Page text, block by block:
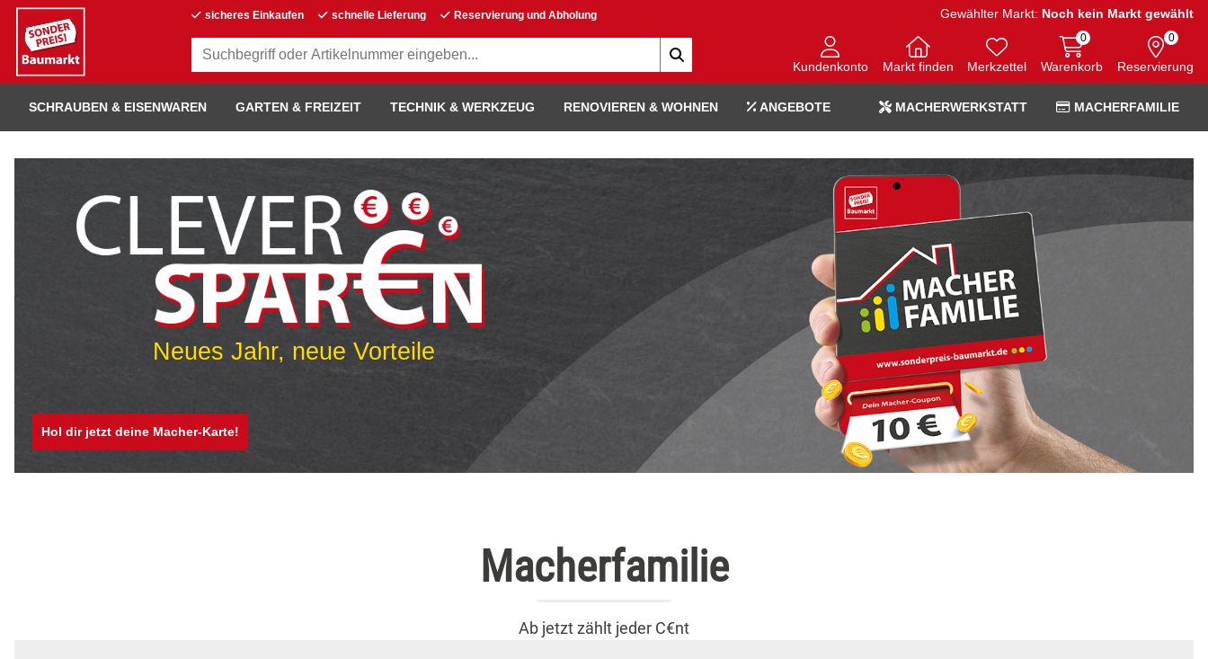
sicheres Einkaufen schnelle Lieferung Reservierung und Abholung Gewählter Markt: Noch kein Markt gewählt
Kundenkonto Markt finden Merkzettel Warenkorb
0
Reservierung
0
SCHRAUBEN & EISENWAREN GARTEN & FREIZEIT TECHNIK & WERKZEUG RENOVIEREN & WOHNEN ANGEBOTE MACHERWERKSTATT MACHERFAMILIE
Neues Jahr, neue Vorteile
Hol dir jetzt deine Macher-Karte!
Macherfamilie
Ab jetzt zählt jeder C€nt